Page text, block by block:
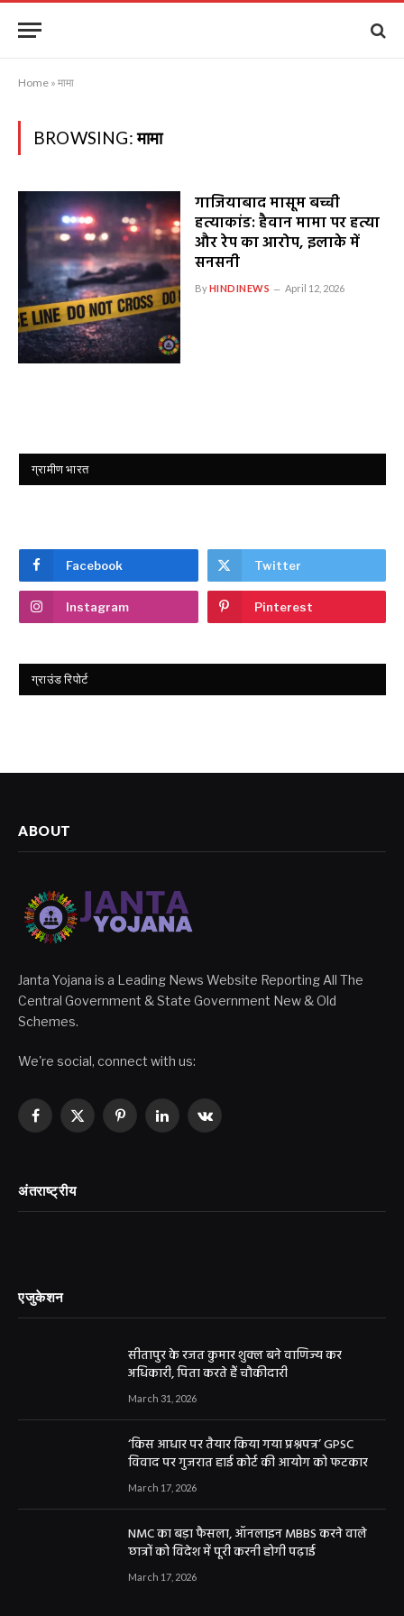
Home » मामा
BROWSING:मामा
गाजियाबाद मासूम बच्ची
हत्याकांड: हैवान मामा पर हत्या
और रेप का आरोप, इलाके में
सनसनी
ByHINDINEWS April 12, 2026
ग्रामीण भारत
Facebook Twitter
Instagram Pinterest
ग्राउंड रिपोर्ट
ABOUT
Janta Yojana is a Leading News Website Reporting All The
Central Government & State Government New & Old
Schemes.
We're social, connect with us:
Facebook
X
PinterestLinkedInVKontakte
अंतराष्ट्रीय
एजुकेशन
सीतापुर के रजत कुमार शुक्ल बने वाणिज्य कर
अधिकारी, पिता करते हैं चौकीदारी
March 31, 2026
‘किस आधार पर तैयार किया गया प्रश्नपत्र’ GPSC
विवाद पर गुजरात हाई कोर्ट की आयोग को फटकार
March 17, 2026
NMC का बड़ा फैसला, ऑनलाइन MBBS करने वाले
छात्रों को विदेश में पूरी करनी होगी पढ़ाई
March 17, 2026